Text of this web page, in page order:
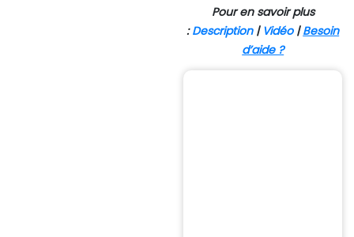
Pour en savoir plus
:Description| Vidéo|Besoin
d’aide ?